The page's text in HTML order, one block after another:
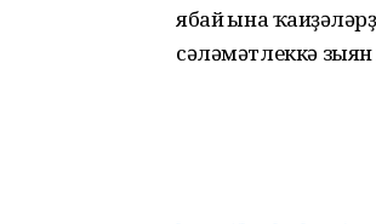
ябай ғына
сәләмәтлеккә